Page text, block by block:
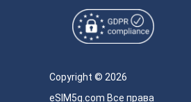
Copyright © 2026
eSIM5g.com Все права